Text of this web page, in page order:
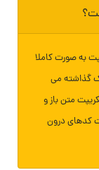
به صورت کاملا
گذاشته می
متن باز و
کدهای درون